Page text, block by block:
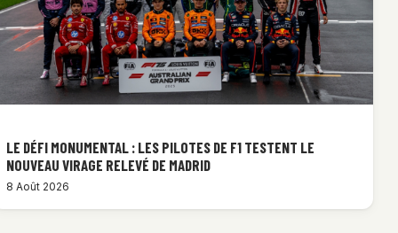
LE DÉFI MONUMENTAL : LES PILOTES DE F1 TESTENT LE
NOUVEAU VIRAGE RELEVÉ DE MADRID
8 Août 2026